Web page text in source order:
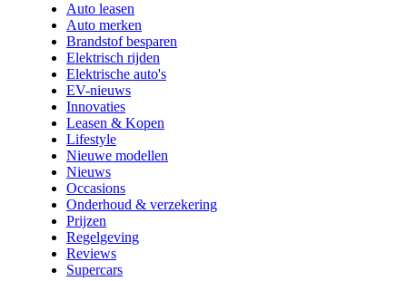
Auto leasen
Auto merken
Brandstof besparen
Elektrisch rijden
Elektrische auto's
EV-nieuws
Innovaties
Leasen & Kopen
Lifestyle
Nieuwe modellen
Nieuws
Occasions
Onderhoud & verzekering
Prijzen
Regelgeving
Reviews
Supercars